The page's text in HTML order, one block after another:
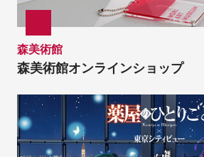
森美術館
森美術館オンラインショップ